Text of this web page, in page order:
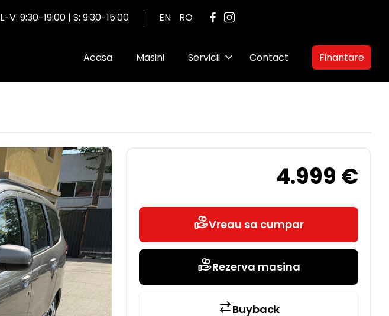
L-V: 9:30-19:00 | S: 9:30-15:00 EN RO
Acasa Masini Servicii Contact Finantare
4.999 €
Vreau sa cumpar
Rezerva masina
Buyback